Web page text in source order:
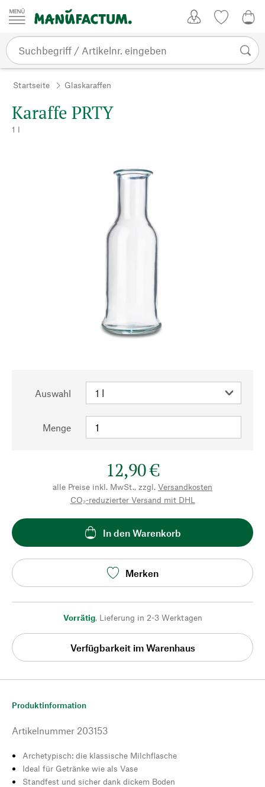
Zum Inhalt springen
Startseite Glaskaraffen
Karaffe PRTY
1 l
Auswahl
Menge
12,90 €
alle Preise inkl. MwSt., zzgl. Versandkosten
CO₂-reduzierter Versand mit DHL
In den Warenkorb
Merken
Vorrätig, Lieferung in 2-3 Werktagen
Verfügbarkeit im Warenhaus
Produktinformation
Artikelnummer 203153
Archetypisch: die klassische Milchflasche
Ideal für Getränke wie als Vase
Standfest und sicher dank dickem Boden